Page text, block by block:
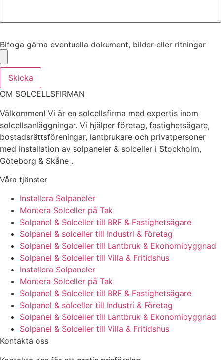
Bifoga gärna eventuella dokument, bilder eller ritningar
Skicka
OM SOLCELLSFIRMAN
Välkommen! Vi är en solcellsfirma med expertis inom
solcellsanläggningar. Vi hjälper företag, fastighetsägare,
bostadsrättsföreningar, lantbrukare och privatpersoner
med installation av solpaneler & solceller i Stockholm,
Göteborg & Skåne .
Våra tjänster
Installera Solpaneler
Montera Solceller på Tak
Solpanel & Solceller till BRF & Fastighetsägare
Solpanel & solceller till Industri & Företag
Solpanel & Solceller till Lantbruk & Ekonomibyggnad
Solpanel & Solceller till Villa & Fritidshus
Installera Solpaneler
Montera Solceller på Tak
Solpanel & Solceller till BRF & Fastighetsägare
Solpanel & solceller till Industri & Företag
Solpanel & Solceller till Lantbruk & Ekonomibyggnad
Solpanel & Solceller till Villa & Fritidshus
Kontakta oss